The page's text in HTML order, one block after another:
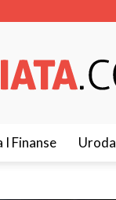
I Finanse Uroda